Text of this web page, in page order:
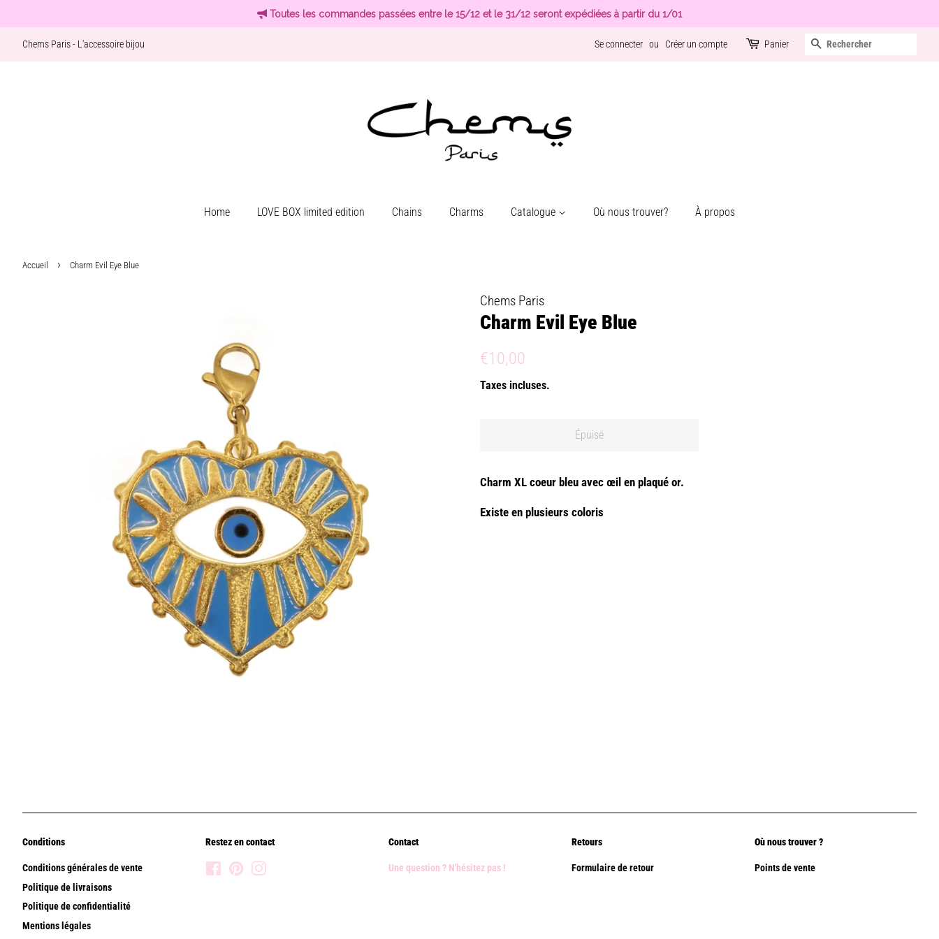
Toutes les commandes passées entre le 15/12 et le 31/12 seront expédiées à partir du 1/01
Chems Paris - L'accessoire bijou Se connecter ou Créer un compte Panier Recherche
Home LOVE BOX limited edition Chains Charms Catalogue Où nous trouver? À propos
Accueil › Charm Evil Eye Blue
Chems Paris
Charm Evil Eye Blue
Prix
€10,00
Taxes incluses.
Épuisé
Charm XL coeur bleu avec œil en plaqué or.
Existe en plusieurs coloris
Conditions
Conditions générales de vente
Politique de livraisons
Politique de confidentialité
Mentions légales
Restez en contact
FacebookPinterest
Contact
Une question ? N'hésitez pas !
Retours
Formulaire de retour
Où nous trouver ?
Points de vente